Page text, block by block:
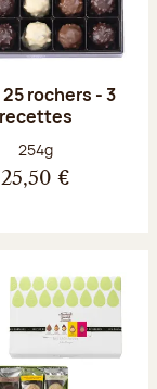
rochers - 3
recettes
Poids net :
254g
25,50 €